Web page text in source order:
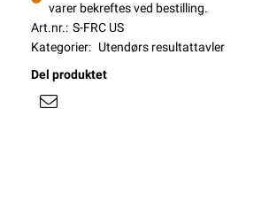
varer bekreftes ved bestilling.
Art.nr.: S-FRC US
Kategorier: Utendørs resultattavler
Del produktet